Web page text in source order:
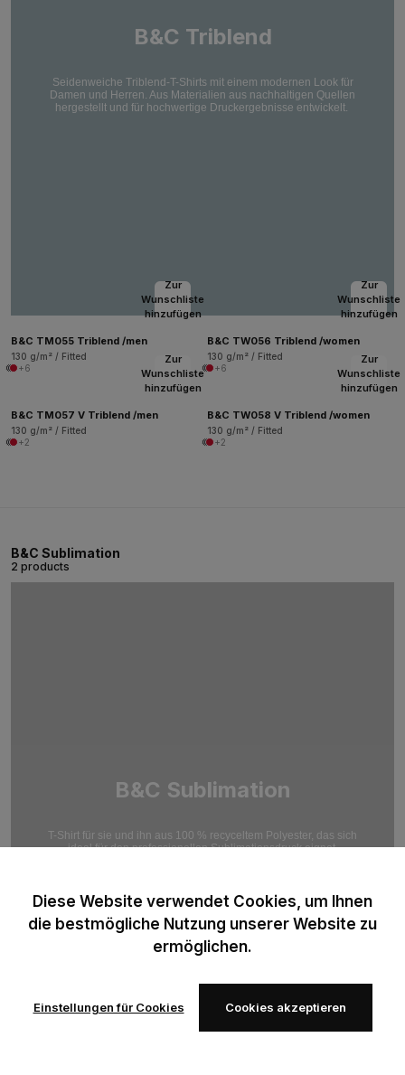
B&C Triblend
Seidenweiche Triblend-T-Shirts mit einem modernen Look für
Damen und Herren. Aus Materialien aus nachhaltigen Quellen
hergestellt und für hochwertige Druckergebnisse entwickelt.
Zur
Wunschliste
hinzufügen
B&C TM055 Triblend /men
130 g/m² / Fitted
+6
Zur
Wunschliste
hinzufügen
B&C TW056 Triblend /women
130 g/m² / Fitted
+6
Zur
Wunschliste
hinzufügen
B&C TM057 V Triblend /men
130 g/m² / Fitted
+2
Zur
Wunschliste
hinzufügen
B&C TW058 V Triblend /women
130 g/m² / Fitted
+2
B&C Sublimation
2 products
B&C Sublimation
T-Shirt für sie und ihn aus 100 % recyceltem Polyester, das sich
ideal für den professionellen Sublimationsdruck eignet.
Diese Website verwendet Cookies, um Ihnen
die bestmögliche Nutzung unserer Website zu
ermöglichen.
Einstellungen für Cookies Cookies akzeptieren